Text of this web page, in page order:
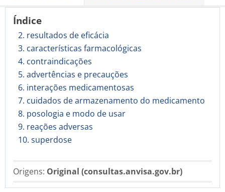
Índice
2. resultados de eficácia
3. características farmacológicas
4. contraindicações
5. advertências e precauções
6. interações medicamentosas
7. cuidados de armazenamento do medicamento
8. posologia e modo de usar
9. reações adversas
10. superdose
Origens: Original (consultas.anvisa.gov.br)